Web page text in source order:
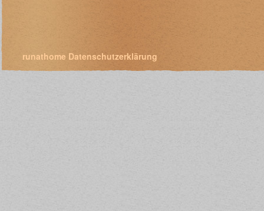
runathome Datenschutzerklärung